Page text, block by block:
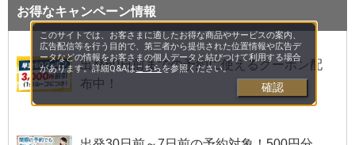
お得なキャンペーン情報
出発60日前までの予約に使えるクーポン配
布中！
このサイトでは、お客さまに適したお得な商品やサービスの案内、
広告配信等を行う目的で、第三者から提供された位置情報や広告デ
ータなどの情報をお客さまの個人データと結びつけて利用する場合
があります。詳細Q&Aはこちらを参照ください。
確認